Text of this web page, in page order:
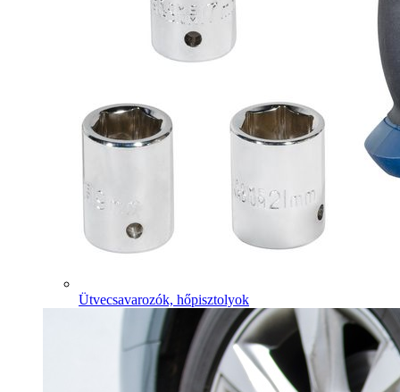
Ütvecsavarozók, hőpisztolyok